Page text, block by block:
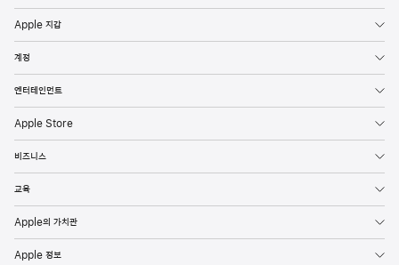
Apple 지갑
계정
엔터테인먼트
Apple Store
비즈니스
교육
Apple의 가치관
Apple 정보